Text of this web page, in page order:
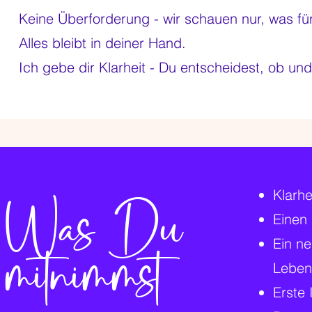
Keine Überforderung - wir schauen nur, was
Alles bleibt in deiner Hand.
Ich gebe dir Klarheit - Du entscheidest, ob
Was Du
mitnimmst
Ein
Erste